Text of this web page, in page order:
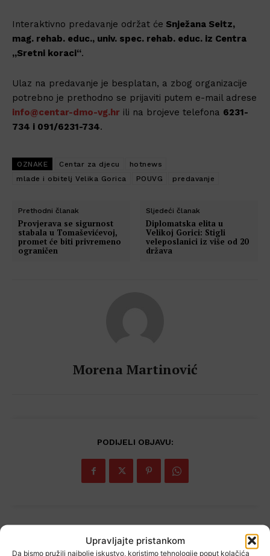
Upravljajte pristankom
Da bismo pružili najbolje iskustvo, koristimo tehnologije poput kolačića
Interaktivno predavanje održat će Snježana Seitz,
mag. rehab. educ., univ. spec. rehab. educ. iz Centra
„Sretni koraci“.
Ulaz na predavanje je besplatan, a zbog organizacije
potrebno je prethodno se prijaviti putem e-mail adrese
info@centar-dmo-vg.hr ili na brojeve telefona 6231-
734 i 091/6231-734.
OZNAKE Centar za djecu
hotnews
mlade i obitelj Velika Gorica
POUVG predavanje
Prethodni članak
Provjerava se sigurnost
stabala u Tomaševićevoj,
promet će biti privremeno
ograničen
Sljedeći članak
Diplomatska elita u
Velikoj Gorici: Stigli
veleposlanici iz više od 20
država
Morena Martinović
PODIJELI OBJAVU:
Popularno